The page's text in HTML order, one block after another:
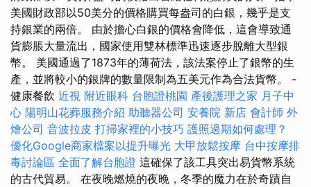
美國財政部以50美分的價格購買每盎司的白銀，幾乎是支
持銀業的兩倍。 由於擔心白銀的價格會降低，這會導致通
貨膨脹大量流出，國家使用雙林標準迅速逐步脫離大型銀
幣。 美國通過了1873年的薄荷法，該法案停止了銀幣的生
產，並將較小的銀牌的數量限制為五美元作為合法貨幣。 -
健康餐飲 近視 附近眼科 台胞證桃園 產後護理之家 月子中
心 陽明山花葬服務介紹 助聽器公司 安養院 新店 會計師 外
燴公司 音波拉皮 打掃家裡的小技巧 護照過期如何處理？
優化Google商家檔案以提升曝光 大甲放鬆按摩 台中按摩排
毒討論區 全面了解台胞證 這確保了該工具突出易貨幣系統
的古代貿易。 在夜晚燃燒的夜晚，冬季的魔力在於奇蹟自